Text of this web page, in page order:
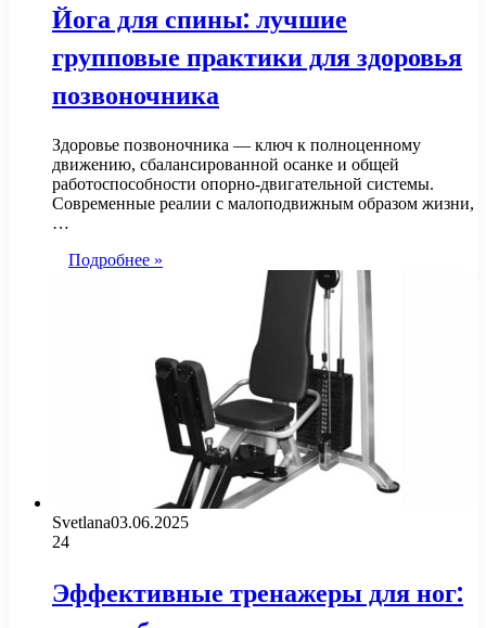
Йога для спины: лучшие
групповые практики для здоровья
позвоночника
Здоровье позвоночника — ключ к полноценному
движению, сбалансированной осанке и общей
работоспособности опорно-двигательной системы.
Современные реалии с малоподвижным образом жизни,
…
Подробнее »
Svetlana03.06.2025
24
Эффективные тренажеры для ног: